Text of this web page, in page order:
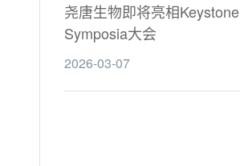
尧唐生物即将亮相Keystone
Symposia大会
2026-03-07